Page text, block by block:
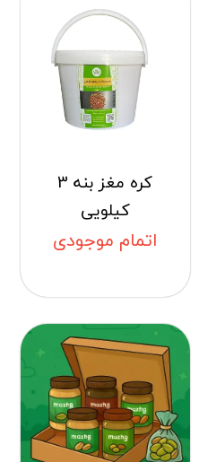
کره مغز بنه 3
کیلویی
اتمام موجودی